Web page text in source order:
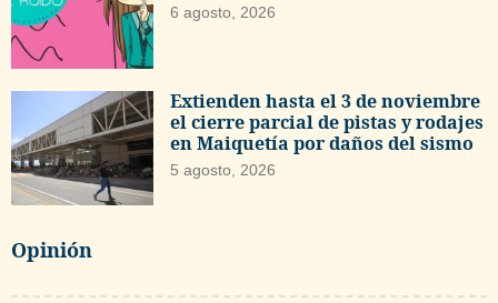
6 agosto, 2026
Extienden hasta el 3 de noviembre
el cierre parcial de pistas y rodajes
en Maiquetía por daños del sismo
5 agosto, 2026
Opinión